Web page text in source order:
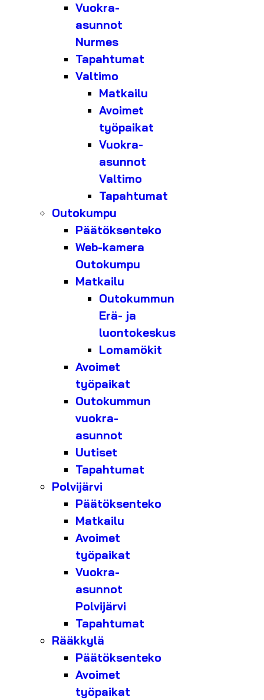
Vuokra-
asunnot
Nurmes
Tapahtumat
Valtimo
Matkailu
Avoimet
työpaikat
Vuokra-
asunnot
Valtimo
Tapahtumat
Outokumpu
Päätöksenteko
Web-kamera
Outokumpu
Matkailu
Outokummun
Erä- ja
luontokeskus
Lomamökit
Avoimet
työpaikat
Outokummun
vuokra-
asunnot
Uutiset
Tapahtumat
Polvijärvi
Päätöksenteko
Matkailu
Avoimet
työpaikat
Vuokra-
asunnot
Polvijärvi
Tapahtumat
Rääkkylä
Päätöksenteko
Avoimet
työpaikat